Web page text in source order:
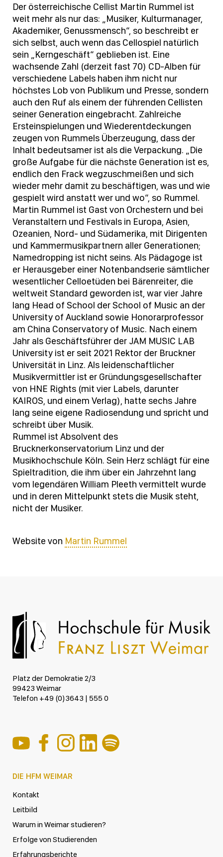
Der österreichische Cellist Martin Rummel ist
weit mehr als nur das: „Musiker, Kulturmanager,
Akademiker, Genussmensch“, so beschreibt er
sich selbst, auch wenn das Cellospiel natürlich
sein „Kerngeschäft“ geblieben ist. Eine
wachsende Zahl (derzeit fast 70) CD-Alben für
verschiedene Labels haben ihm nicht nur
höchstes Lob von Publikum und Presse, sondern
auch den Ruf als einem der führenden Cellisten
seiner Generation eingebracht. Zahlreiche
Ersteinspielungen und Wiederentdeckungen
zeugen von Rummels Überzeugung, dass der
Inhalt bedeutsamer ist als die Verpackung. „Die
große Aufgabe für die nächste Generation ist es,
endlich den Frack wegzuschmeißen und sich
wieder mehr damit zu beschäftigen, was und wie
gespielt wird anstatt wer und wo“, so Rummel.
Martin Rummel ist Gast von Orchestern und bei
Veranstaltern und Festivals in Europa, Asien,
Ozeanien, Nord- und Südamerika, mit Dirigenten
und Kammermusikpartnern aller Generationen;
Namedropping ist nicht seins. Als Pädagoge ist
er Herausgeber einer Notenbandserie sämtlicher
wesentlicher Celloetüden bei Bärenreiter, die
weltweit Standard geworden ist, war vier Jahre
lang Head of School der School of Music an der
University of Auckland sowie Honorarprofessor
am China Conservatory of Music. Nach einem
Jahr als Geschäftsführer der JAM MUSIC LAB
University ist er seit 2021 Rektor der Bruckner
Universität in Linz. Als leidenschaftlicher
Musikvermittler ist er Gründungsgesellschafter
von HNE Rights (mit vier Labels, darunter
KAIROS, und einem Verlag), hatte sechs Jahre
lang seine eigene Radiosendung und spricht und
schreibt über Musik.
Rummel ist Absolvent des
Brucknerkonservatorium Linz und der
Musikhochschule Köln. Sein Herz schlägt für eine
Spieltradition, die ihm über ein Jahrzehnt lang
vom legendären William Pleeth vermittelt wurde
und in deren Mittelpunkt stets die Musik steht,
nicht der Musiker.
Website von Martin Rummel
Platz der Demokratie 2/3
99423 Weimar
Telefon +49 (0)3643 | 555 0
DIE HFM WEIMAR
Kontakt
Leitbild
Warum in Weimar studieren?
Erfolge von Studierenden
Erfahrungsberichte